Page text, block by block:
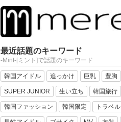
最近話題のキーワード
-Mint-[ミント]で話題のキーワード
韓国アイドル 追っかけ 巨乳 豊胸
SUPER JUNIOR 生い立ち 韓国旅行
韓国ファッション 韓国限定 トラベル